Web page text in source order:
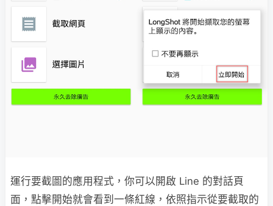
運行要截圖的應用程式，你可以開啟 Line 的對話頁
面，點擊開始就會看到一條紅線，依照指示從要截取的